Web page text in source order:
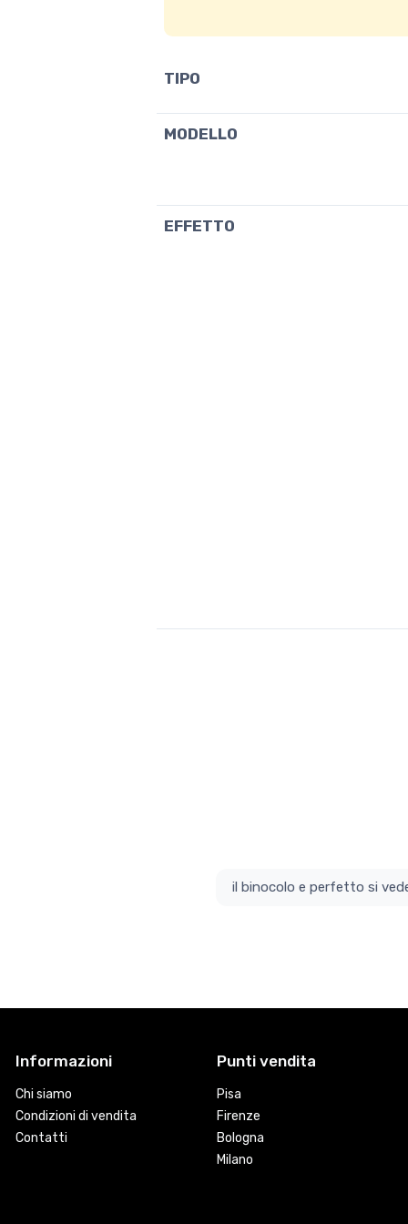
TIPO
MODELLO
EFFETTO
il
Informazioni
Chi siamo
Condizioni di vendita
Contatti
Punti vendita
Pisa
Firenze
Bologna
Milano